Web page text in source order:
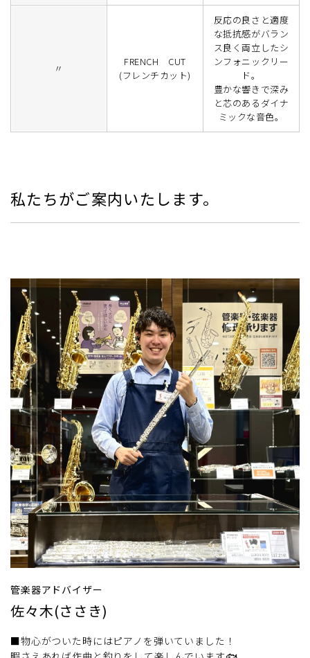
〃
FRENCH CUT
(フレンチカット)
反応の良さと適度
な抵抗感がバラン
ス良く両立したシ
ンフォニックリー
ド。
豊かな響きで深み
と芯のあるダイナ
ミックな音色。
私たちがご案内いたします。
管楽器アドバイザー
佐々木(ささき)
■物心がついた時にはピアノを弾いていました！